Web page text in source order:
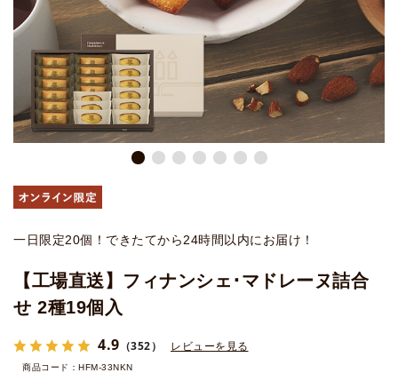
一日限定20個！できたてから24時間以内にお届け！
【工場直送】フィナンシェ･マドレーヌ詰合
せ 2種19個入
4.9 （352） レビューを見る
商品コード：HFM-33NKN